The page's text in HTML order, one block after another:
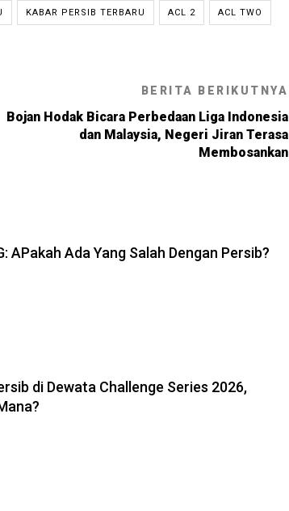
KABAR PERSIB TERBARU ACL 2 ACL TWO
BERITA BERIKUTNYA
Bojan Hodak Bicara Perbedaan Liga Indonesia
dan Malaysia, Negeri Jiran Terasa
Membosankan
APakah Ada Yang Salah Dengan Persib?
di Dewata Challenge Series 2026,